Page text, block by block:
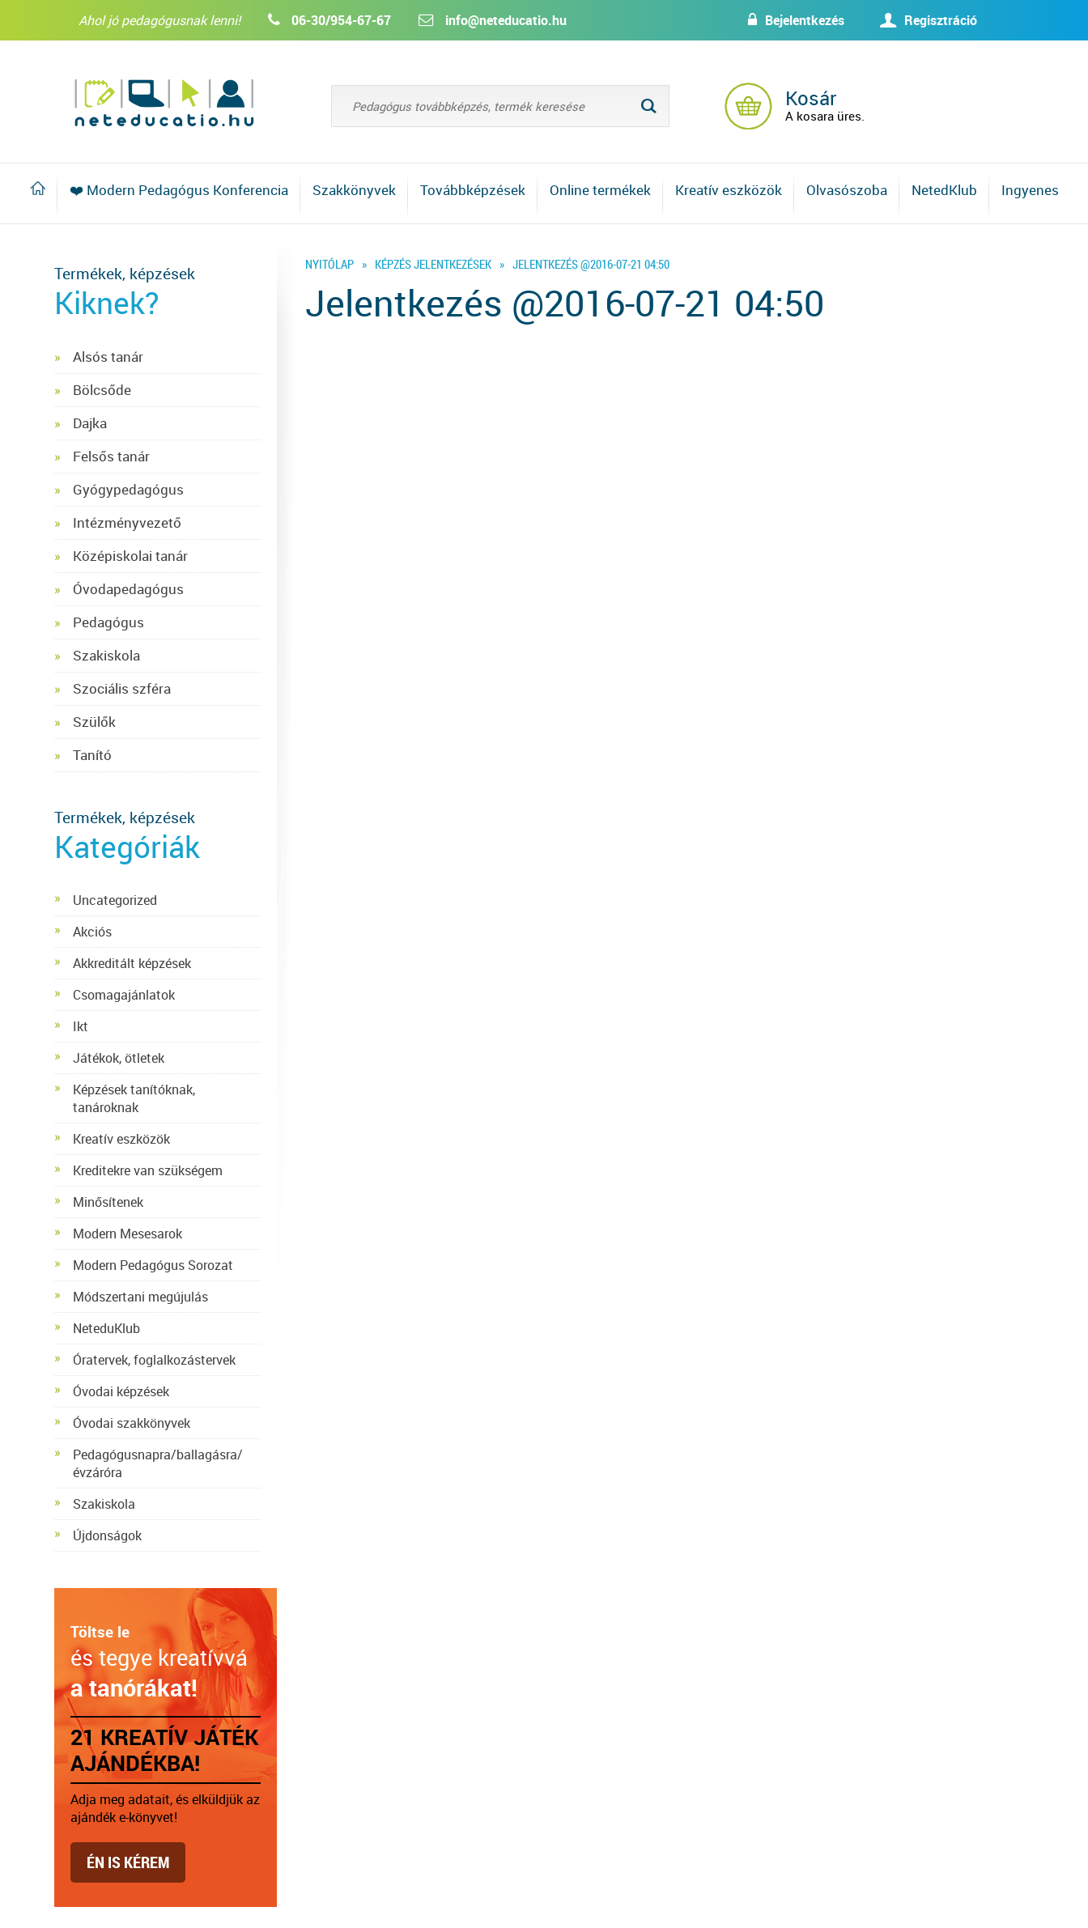
w Bejelentkezés U Regisztráció
Ahol jó pedagógusnak lenni! 06-30/954-67-67 info@neteducatio.hu
L Kosár
A kosara üres.
❤️ Modern Pedagógus Konferencia Szakkönyvek Továbbképzések Online termékek Kreatív eszközök Olvasószoba NetedKlub Ingyenes
NYITÓLAP » KÉPZÉS JELENTKEZÉSEK » JELENTKEZÉS @2016-07-21 04:50
Jelentkezés @2016-07-21 04:50
Termékek, képzések
Kiknek?
Alsós tanár
Bölcsőde
Dajka
Felsős tanár
Gyógypedagógus
Intézményvezető
Középiskolai tanár
Óvodapedagógus
Pedagógus
Szakiskola
Szociális szféra
Szülők
Tanító
Termékek, képzések
Kategóriák
Uncategorized
Akciós
Akkreditált képzések
Csomagajánlatok
Ikt
Játékok, ötletek
Képzések tanítóknak,
tanároknak
Kreatív eszközök
Kreditekre van szükségem
Minősítenek
Modern Mesesarok
Modern Pedagógus Sorozat
Módszertani megújulás
NeteduKlub
Óratervek, foglalkozástervek
Óvodai képzések
Óvodai szakkönyvek
Pedagógusnapra/ballagásra/
évzáróra
Szakiskola
Újdonságok
Töltse le
és tegye kreatívvá
a tanórákat!
21 KREATÍV JÁTÉK
AJÁNDÉKBA!
Adja meg adatait, és elküldjük az
ajándék e-könyvet!
ÉN IS KÉREM